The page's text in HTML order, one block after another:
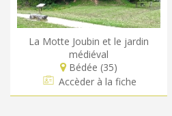
La Motte Joubin et le jardin
médiéval
Bédée (35)
Accèder à la fiche